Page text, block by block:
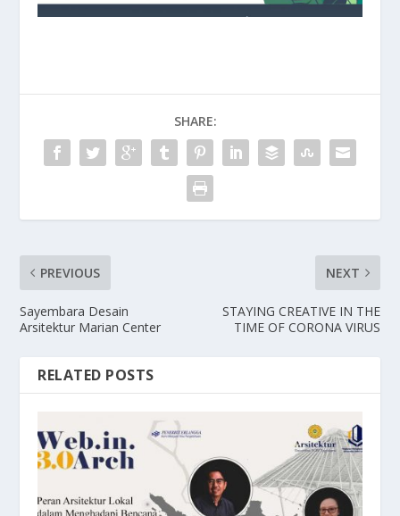
SHARE:
PREVIOUS
Sayembara Desain
Arsitektur Marian Center
NEXT
STAYING CREATIVE IN THE
TIME OF CORONA VIRUS
RELATED POSTS